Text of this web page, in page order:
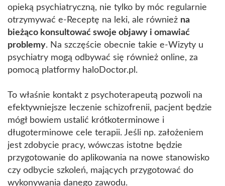
opieką psychiatryczną, nie tylko by móc regularnie
otrzymywać e-Receptę na leki, ale również na
bieżąco konsultować swoje objawy i omawiać
problemy. Na szczęście obecnie takie e-Wizyty u
psychiatry mogą odbywać się również online, za
pomocą platformy haloDoctor.pl.
To właśnie kontakt z psychoterapeutą pozwoli na
efektywniejsze leczenie schizofrenii, pacjent będzie
mógł bowiem ustalić krótkoterminowe i
długoterminowe cele terapii. Jeśli np. założeniem
jest zdobycie pracy, wówczas istotne będzie
przygotowanie do aplikowania na nowe stanowisko
czy odbycie szkoleń, mających przygotować do
wykonywania danego zawodu.